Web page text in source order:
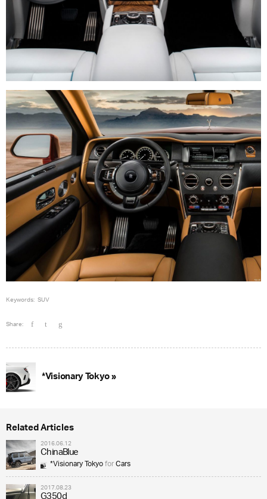
Keywords: SUV
Share:
*Visionary Tokyo »
Related Articles
2016.06.12
ChinaBlue
*Visionary TokyoforCars
2017.08.23